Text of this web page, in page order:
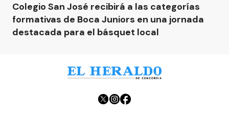
Colegio San José recibirá a las categorías
formativas de Boca Juniors en una jornada
destacada para el básquet local